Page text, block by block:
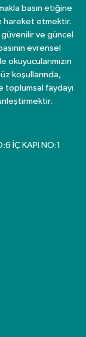
basın etiğine
hareket etmektir.
ve güncel
evrensel
okuyucularımızın
koşullarında,
toplumsal faydayı
İÇ KAPI NO:1